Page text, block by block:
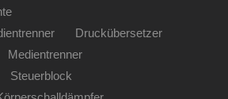
Druckübersetzer
Medientrenner
Steuerblock